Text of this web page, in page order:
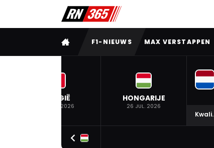
VOLLEDIG MENU
F1-NIEUWS MAX VERSTAPPEN
BELGIË
19 JUL. 2026
HONGARIJE
26 JUL. 2026
Kwali.